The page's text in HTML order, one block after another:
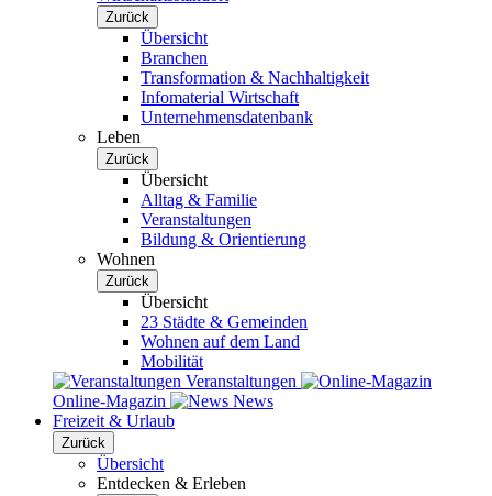
Zurück
Übersicht
Branchen
Transformation & Nachhaltigkeit
Infomaterial Wirtschaft
Unternehmensdatenbank
Leben
Zurück
Übersicht
Alltag & Familie
Veranstaltungen
Bildung & Orientierung
Wohnen
Zurück
Übersicht
23 Städte & Gemeinden
Wohnen auf dem Land
Mobilität
Veranstaltungen
Online-Magazin
News
Freizeit & Urlaub
Zurück
Übersicht
Entdecken & Erleben